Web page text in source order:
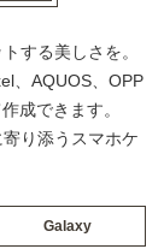
する美しさを。
、AQUOS、OPP
成できます。
り添うスマホケ
Galaxy